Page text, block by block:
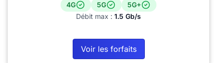
4G 5G
5G+
Débit max : 1.5 Gb/s
Voir les forfaits